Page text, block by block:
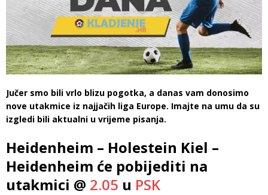
Jučer smo bili vrlo blizu pogotka, a danas vam donosimo
nove utakmice iz najjačih liga Europe. Imajte na umu da su
izgledi bili aktualni u vrijeme pisanja.
Heidenheim – Holestein Kiel –
Heidenheim će pobijediti na
utakmici @ 2.05 u PSK